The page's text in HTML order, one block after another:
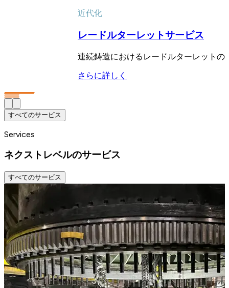
近代化
レードルターレットサービス
連続鋳造におけるレードルターレット
さらに詳しく
すべてのサービス
Services
ネクストレベルのサービス
すべてのサービス